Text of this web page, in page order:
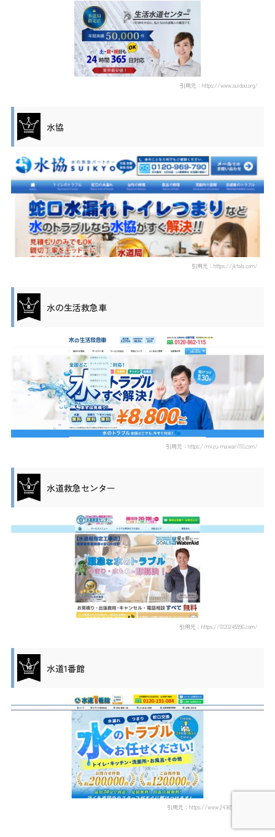
引用元：https://www.suidou.org/
水協
引用元：https://jkfals.com/
水の生活救急車
引用元：https://mizu-mawari110.com/
水道救急センター
引用元：https://0120245990.com/
水道1番館
引用元：https://www.24365mizu.com/